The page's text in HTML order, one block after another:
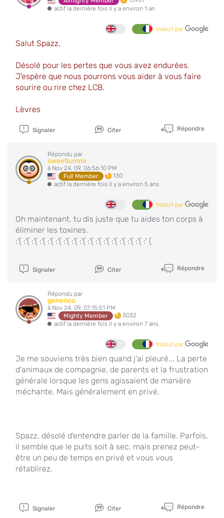
actif la dernière fois il y a environ 1 an
traduit par
Salut Spazz,
Désolé pour les pertes que vous avez endurées.
J'espère que nous pourrons vous aider à vous faire
sourire ou rire chez LCB.
Lèvres
Signaler Citer Répondre
Répondu par
sweetlummi
à Nov 24, 09, 06:56:10 PM
Full Member
130
actif la dernière fois il y a environ 5 ans
traduit par
Oh maintenant, tu dis juste que tu aides ton corps à
éliminer les toxines.
:'( :'( :'( :'( :'( :'( :'( :'( :'( :'( :'( :'( :'( :'( :'( :'( :' (
Signaler Citer Répondre
Répondu par
genenco
à Nov 24, 09, 07:15:51 PM
Mighty Member
3032
actif la dernière fois il y a environ 7 ans
traduit par
Je me souviens très bien quand j'ai pleuré... La perte
d'animaux de compagnie, de parents et la frustration
générale lorsque les gens agissaient de manière
méchante. Mais généralement en privé.
Spazz, désolé d'entendre parler de la famille. Parfois,
il semble que le puits soit à sec, mais prenez peut-
être un peu de temps en privé et vous vous
rétablirez.
Signaler Citer Répondre